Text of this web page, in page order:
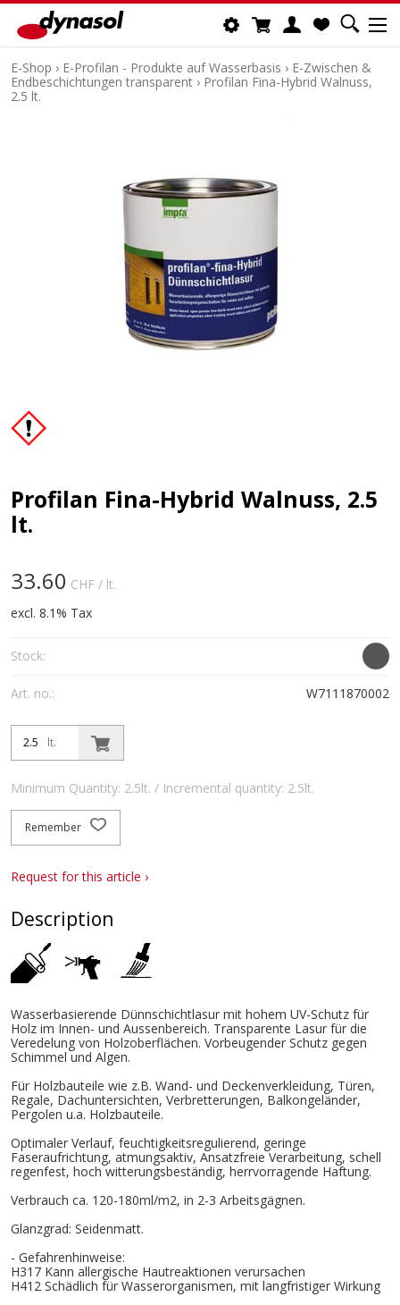
E-Shop › E-Profilan - Produkte auf Wasserbasis › E-Zwischen &
Endbeschichtungen transparent › Profilan Fina-Hybrid Walnuss,
2.5 lt.
Profilan Fina-Hybrid Walnuss, 2.5
lt.
33.60 CHF / lt.
excl. 8.1% Tax
Stock:
Art. no.: W7111870002
lt.
Minimum Quantity: 2.5lt. / Incremental quantity: 2.5lt.
Remember
Request for this article ›
Description
Wasserbasierende Dünnschichtlasur mit hohem UV-Schutz für
Holz im Innen- und Aussenbereich. Transparente Lasur für die
Veredelung von Holzoberflächen. Vorbeugender Schutz gegen
Schimmel und Algen.
Für Holzbauteile wie z.B. Wand- und Deckenverkleidung, Türen,
Regale, Dachuntersichten, Verbretterungen, Balkongeländer,
Pergolen u.a. Holzbauteile.
Optimaler Verlauf, feuchtigkeitsregulierend, geringe
Faseraufrichtung, atmungsaktiv, Ansatzfreie Verarbeitung, schell
regenfest, hoch witterungsbeständig, herrvorragende Haftung.
Verbrauch ca. 120-180ml/m2, in 2-3 Arbeitsgägnen.
Glanzgrad: Seidenmatt.
- Gefahrenhinweise:
H317 Kann allergische Hautreaktionen verursachen
H412 Schädlich für Wasserorganismen, mit langfristiger Wirkung